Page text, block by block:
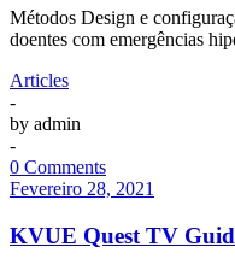
Métodos Design e
doentes com emergências
Articles
-
by admin
-
0 Comments
Fevereiro 28, 2021
KVUE Quest TV